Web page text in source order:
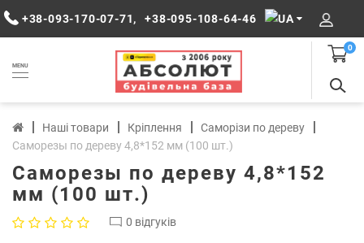
+38-093-170-07-71, +38-095-108-64-46
MENU
0
Наші товари Кріплення
Саморізи по дереву
Саморезы по дереву 4,8*152 мм (100 шт.)
Саморезы по дереву 4,8*152
мм (100 шт.)
0 відгуків